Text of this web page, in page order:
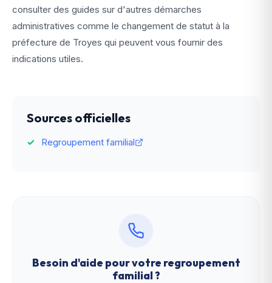
consulter des guides sur d'autres démarches
administratives comme le changement de statut à la
préfecture de Troyes qui peuvent vous fournir des
indications utiles.
Sources officielles
Regroupement familial
Besoin d'aide pour votre regroupement
familial?